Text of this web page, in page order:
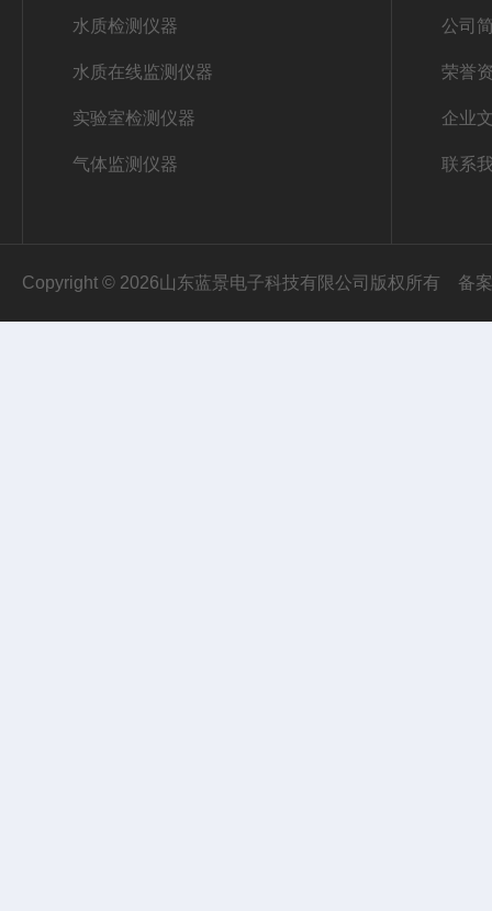
水质检测仪器
水质在线监测仪器
实验室检测仪器
气体监测仪器
公司
荣誉
企业
联系
Copyright © 2026山东蓝景电子科技有限公司版权所有 备